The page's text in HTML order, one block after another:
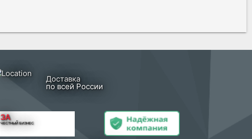
Доставка
по всей России
ЗА
ЧЕСТНЫЙ БИЗНЕС